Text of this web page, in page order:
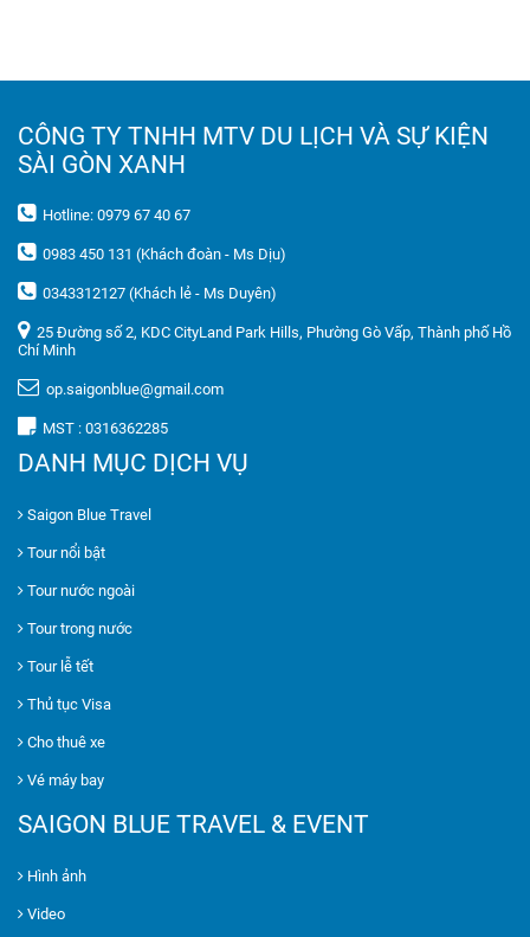
CÔNG TY TNHH MTV DU LỊCH VÀ SỰ KIỆN
SÀI GÒN XANH
Hotline: 0979 67 40 67
0983 450 131 (Khách đoàn - Ms Dịu)
0343312127 (Khách lẻ - Ms Duyên)
25 Đường số 2, KDC CityLand Park Hills, Phường Gò Vấp, Thành phố Hồ
Chí Minh
op.saigonblue@gmail.com
MST : 0316362285
DANH MỤC DỊCH VỤ
Saigon Blue Travel
Tour nổi bật
Tour nước ngoài
Tour trong nước
Tour lễ tết
Thủ tục Visa
Cho thuê xe
Vé máy bay
SAIGON BLUE TRAVEL & EVENT
Hình ảnh
Video